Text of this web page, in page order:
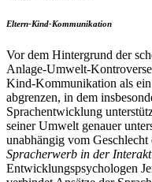
Eltern-Kind-Kommunikation
Vor dem Hintergrund der
Anlage-Umwelt-
Kind-Kommunikation als ein
abgrenzen, in dem
Sprachentwicklung
seiner Umwelt genauer
unabhängig vom
Spracherwerb in der
Entwicklungspsychologen